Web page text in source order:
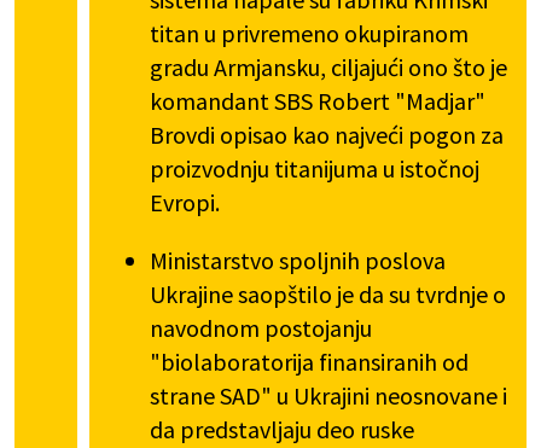
titan u privremeno okupiranom
gradu Armjansku, ciljajući ono što je
komandant SBS Robert "Madjar"
Brovdi opisao kao najveći pogon za
proizvodnju titanijuma u ​​istočnoj
Evropi.
Ministarstvo spoljnih poslova
Ukrajine saopštilo je da su tvrdnje o
navodnom postojanju
"biolaboratorija finansiranih od
strane SAD" u Ukrajini neosnovane i
da predstavljaju deo ruske